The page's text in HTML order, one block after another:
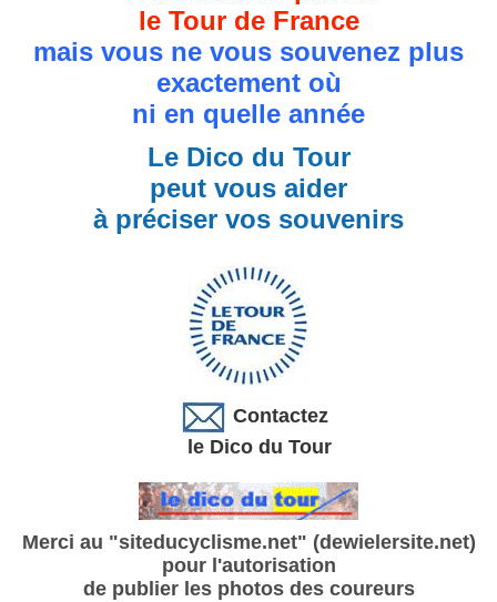
le Tour de France
mais vous ne vous souvenez plus
exactement où
ni en quelle année
Le Dico du Tour
peut vous aider
à préciser vos souvenirs
Contactez
le Dico du Tour
Merci au "siteducyclisme.net" (dewielersite.net)
pour l'autorisation
de publier les photos des coureurs